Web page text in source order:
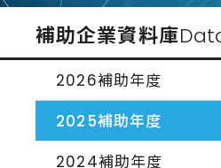
補助企業資料庫
2026補助年度
2025補助年度
2024補助年度